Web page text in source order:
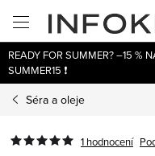
obsah
READY FOR SUMMER? –15 %
SUMMER15 ❗
Séra a oleje
1 hodnocení